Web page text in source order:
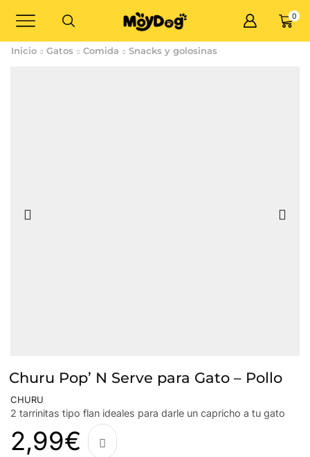
0
Inicio Gatos Comida Snacks y golosinas
Churu Pop’ N Serve para Gato – Pollo
CHURU
2 tarrinitas tipo flan ideales para darle un capricho a tu gato
2,99€